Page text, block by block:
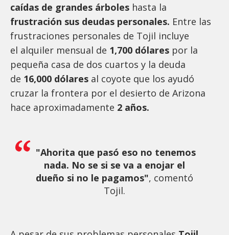
caídas de grandes árboles hasta la
frustración sus deudas personales. Entre las
frustraciones personales de Tojil incluye
el alquiler mensual de 1,700 dólares por la
pequeña casa de dos cuartos y la deuda
de 16,000 dólares al coyote que los ayudó
cruzar la frontera por el desierto de Arizona
hace aproximadamente 2 años.
"Ahorita que pasó eso no tenemos
nada. No se si se va a enojar el
dueño si no le pagamos", comentó
Tojil.